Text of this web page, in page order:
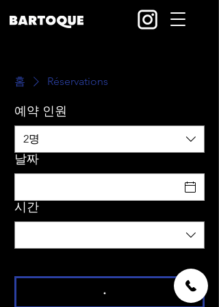
홈 Réservations
예약 인원
2명
날짜
시간